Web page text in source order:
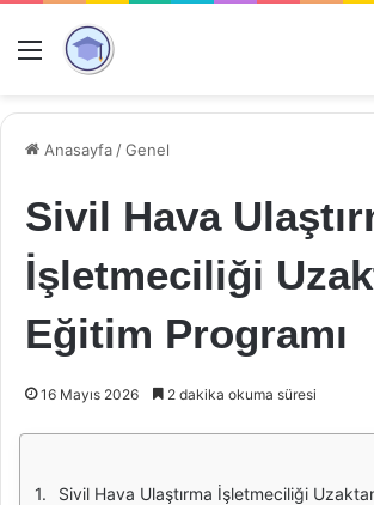
Menü
Anasayfa /Genel
Sivil Hava
İşletmeciliği
Eğitim Programı
16 Mayıs 2026 2 dakika okuma süresi
Sivil Hava Ulaştırma İşletmeciliği Uzaktan